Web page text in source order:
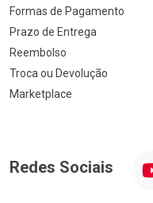
Formas de Pagamento
Prazo de Entrega
Reembolso
Troca ou Devolução
Marketplace
Redes Sociais